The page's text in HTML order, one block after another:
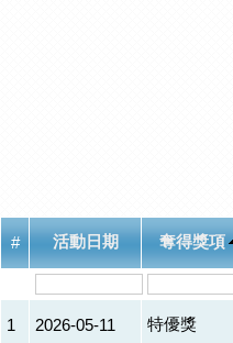
# 活動日期 奪得獎項
1 2026-05-11 特優獎